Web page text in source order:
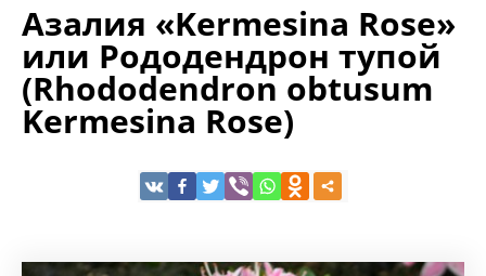
Азалия «Kermesina Rose»
или Рододендрон тупой
(Rhododendron obtusum
Kermesina Rose)